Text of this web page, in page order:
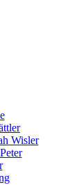
Wisler